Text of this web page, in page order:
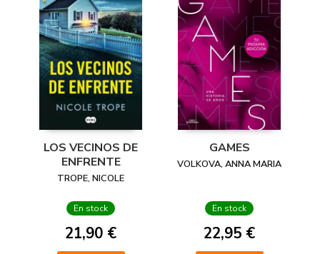
LOS VECINOS DE
ENFRENTE
TROPE, NICOLE
En stock
21,90 €
GAMES
VOLKOVA, ANNA MARIA
En stock
22,95 €